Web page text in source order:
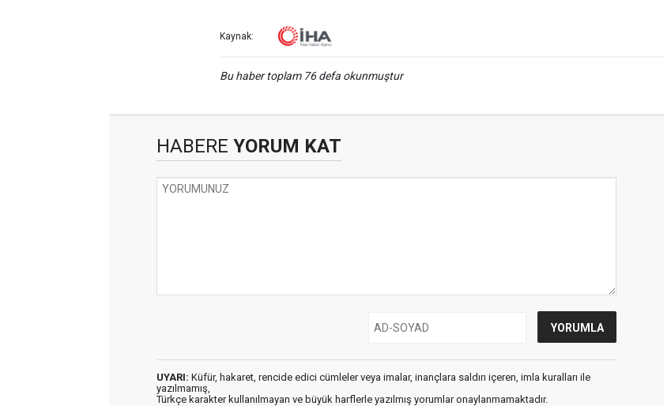
Kaynak:
Bu haber toplam 76 defa okunmuştur
HABERE YORUM KAT
UYARI: Küfür, hakaret, rencide edici cümleler veya imalar, inançlara saldırı içeren, imla kuralları ile
yazılmamış,
Türkçe karakter kullanılmayan ve büyük harflerle yazılmış yorumlar onaylanmamaktadır.